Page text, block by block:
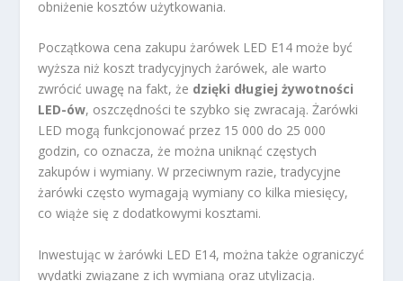
obniżenie kosztów użytkowania.
Początkowa cena zakupu żarówek LED E14 może być
wyższa niż koszt tradycyjnych żarówek, ale warto
zwrócić uwagę na fakt, że dzięki długiej żywotności
LED-ów, oszczędności te szybko się zwracają. Żarówki
LED mogą funkcjonować przez 15 000 do 25 000
godzin, co oznacza, że można uniknąć częstych
zakupów i wymiany. W przeciwnym razie, tradycyjne
żarówki często wymagają wymiany co kilka miesięcy,
co wiąże się z dodatkowymi kosztami.
Inwestując w żarówki LED E14, można także ograniczyć
wydatki związane z ich wymianą oraz utylizacją.